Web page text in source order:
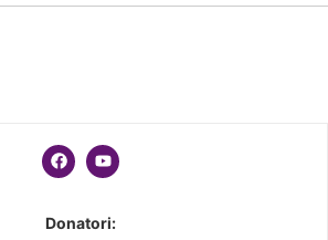
Donatori: